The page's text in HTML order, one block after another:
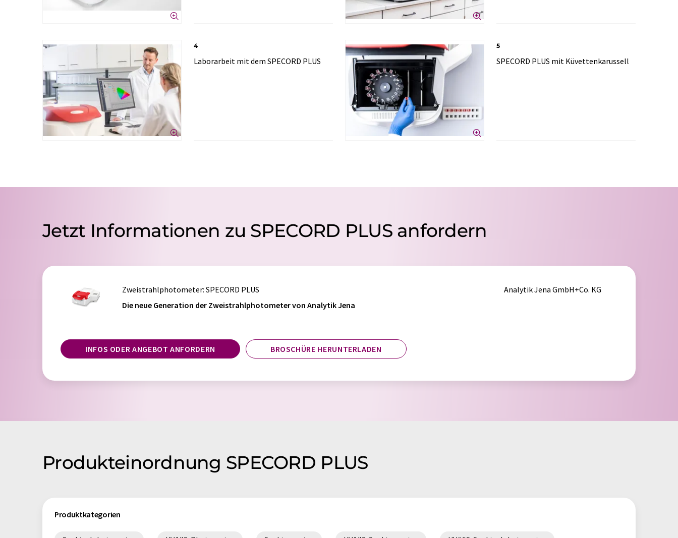
4
Laborarbeit mit dem SPECORD PLUS
5
SPECORD PLUS mit Küvettenkarussell
Jetzt Informationen zu SPECORD PLUS anfordern
Zweistrahlphotometer: SPECORD PLUS
Die neue Generation der Zweistrahlphotometer von Analytik Jena
INFOS ODER ANGEBOT ANFORDERN BROSCHÜRE HERUNTERLADEN
Analytik Jena GmbH+Co. KG
Produkteinordnung SPECORD PLUS
Produktkategorien